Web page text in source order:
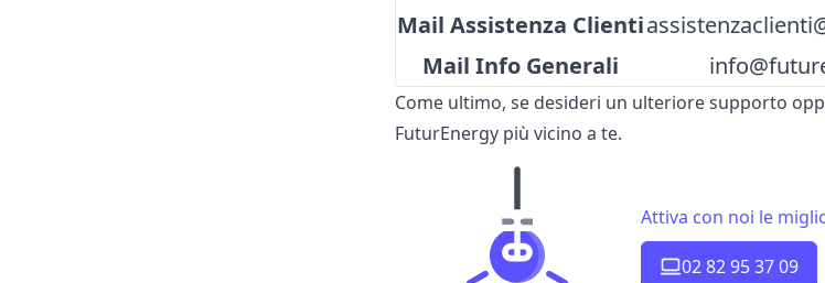
Mail Assistenza Clienti
Mail Info Generali
Come ultimo, se desideri un ulteriore supporto
FuturEnergy più vicino a te.
Attiva con noi le
02 82 95 37 09